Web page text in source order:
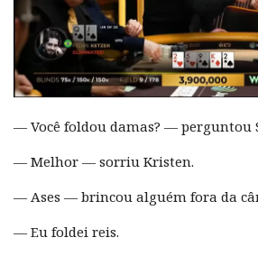
— Você foldou damas? — perguntou
— Melhor — sorriu Kristen.
— Ases — brincou alguém fora da
— Eu foldei reis.